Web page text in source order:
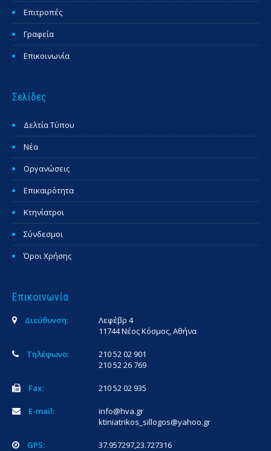
Επιτροπές
Γραφεία
Επικοινωνία
Σελίδες
Δελτία Τύπου
Νέα
Οργανώσεις
Επικαιρότητα
Κτηνίατροι
Σύνδεσμοι
Όροι Χρήσης
Επικοινωνία
Διεύθυνση:
Λεφέβρ 4
11744 Νέος Κόσμος, Αθήνα
Τηλέφωνο:
210 52 02 901
210 52 26 769
Fax: 210 52 02 935
E-mail:
info@hva.gr
ktiniatrikos_sillogos@yahoo.gr
GPS: 37.957297,23.727316